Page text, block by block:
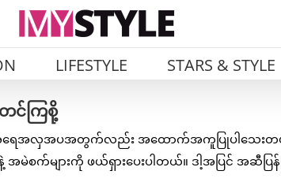
LIFESTYLE STARS & STYLE
င်ကြစို့
အရေအလှအပအတွက်လည်း အထောက်အကူပြုပါသေးတ
စက်များကို ဖယ်ရှားပေးပါတယ်။ ဒါ့အပြင် အဆီပြန်